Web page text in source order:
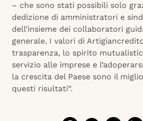
– che sono stati possibili solo
dedizione di amministratori e
dell’insieme dei collaboratori
generale. I valori di
trasparenza, lo spirito
servizio alle imprese e
la crescita del Paese sono il
questi risultati”.